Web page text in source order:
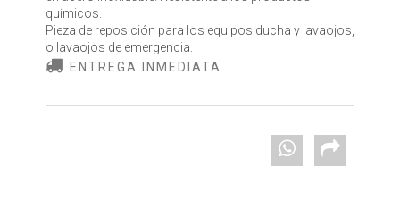
químicos.
Pieza de reposición para los equipos ducha y lavaojos,
o lavaojos de emergencia.
ENTREGA INMEDIATA